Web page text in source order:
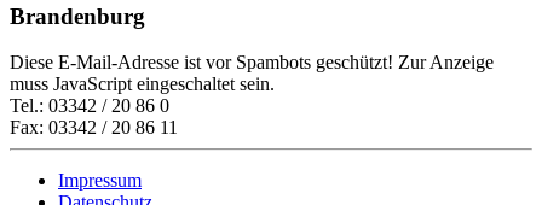
Brandenburg
Diese E-Mail-Adresse ist vor Spambots geschützt! Zur Anzeige
muss JavaScript eingeschaltet sein.
Tel.: 03342 / 20 86 0
Fax: 03342 / 20 86 11
Impressum